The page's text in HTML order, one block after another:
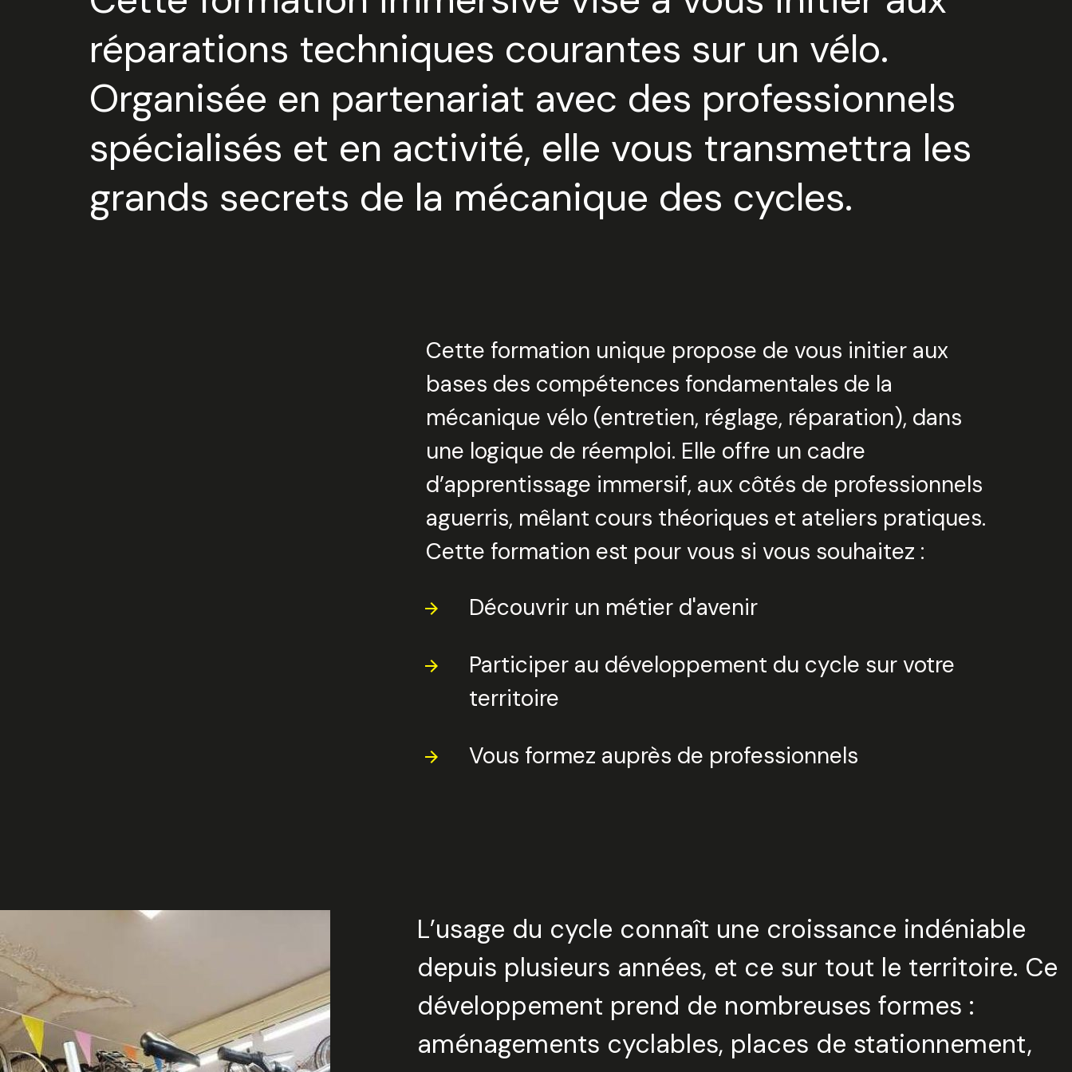
réparations techniques courantes sur un vélo.
Organisée en partenariat avec des professionnels
spécialisés et en activité, elle vous transmettra les
grands secrets de la mécanique des cycles.
Cette formation unique propose de vous initier aux
bases des compétences fondamentales de la
mécanique vélo (entretien, réglage, réparation), dans
une logique de réemploi. Elle offre un cadre
d’apprentissage immersif, aux côtés de professionnels
aguerris, mêlant cours théoriques et ateliers pratiques.
Cette formation est pour vous si vous souhaitez :
Découvrir un métier d'avenir
Participer au développement du cycle sur votre
territoire
Vous formez auprès de professionnels
L’usage du cycle connaît une croissance indéniable
depuis plusieurs années, et ce sur tout le territoire. Ce
développement prend de nombreuses formes :
aménagements cyclables, places de stationnement,
Sélectionnez une durée
5 jours
Valider
coutures, et nous posez vos questions !
JE PARTICIPE